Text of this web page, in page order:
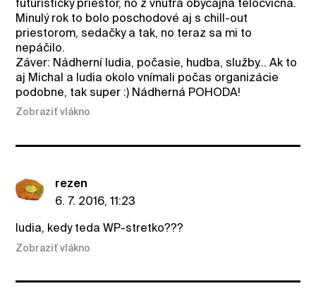
futuristický priestor, no z vnútra obyčajná telocvičňa.
Minulý rok to bolo poschodové aj s chill-out
priestorom, sedačky a tak, no teraz sa mi to
nepáčilo.
Záver: Nádherní ludia, počasie, hudba, služby... Ak to
aj Michal a ludia okolo vnímali počas organizácie
podobne, tak super :) Nádherná POHODA!
Zobraziť vlákno
rezen
6. 7. 2016, 11:23
ludia, kedy teda WP-stretko???
Zobraziť vlákno